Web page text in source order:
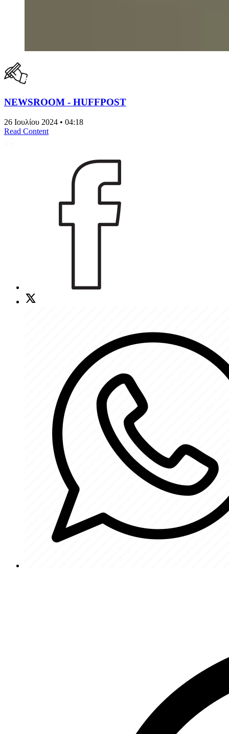
NEWSROOM - HUFFPOST
26 Ιουλίου 2024 • 04:18
Read Content